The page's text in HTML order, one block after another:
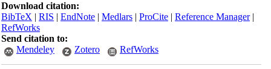
Download citation:
BibTeX|RIS|EndNote|Medlars|ProCite|Reference Manager
RefWorks
Send citation to:
Mendeley
Zotero RefWorks